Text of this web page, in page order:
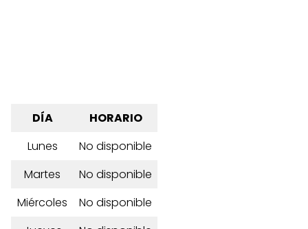
DÍA
HORARIO
Lunes
No disponible
Martes
No disponible
Miércoles
No disponible